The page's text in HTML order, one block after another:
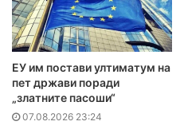
ЕУ им постави ултиматум на
пет држави поради
„златните пасоши“
07.08.2026 23:24